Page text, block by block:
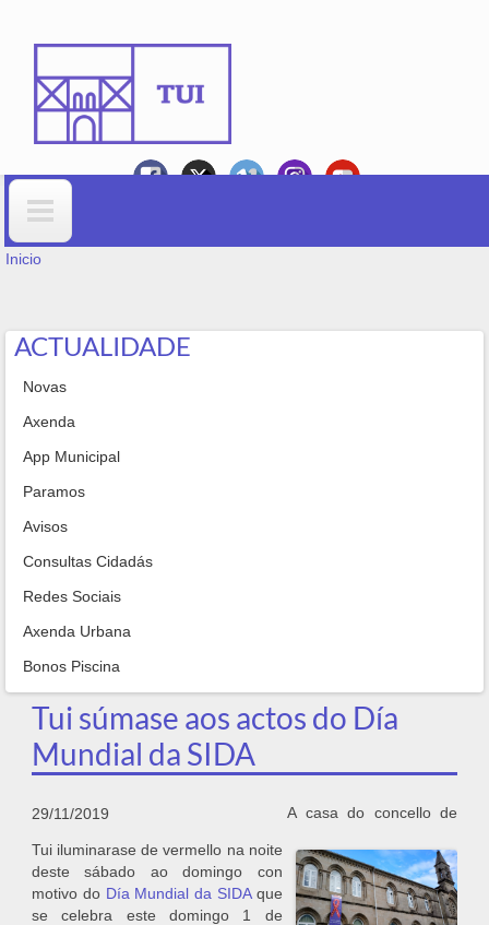
Formulario de busca
VOSTEDE ESTÁ AQUÍ
Inicio
ACTUALIDADE
Novas
Axenda
App Municipal
Paramos
Avisos
Consultas Cidadás
Redes Sociais
Axenda Urbana
Bonos Piscina
Tui súmase aos actos do Día
Mundial da SIDA
29/11/2019 A casa do concello de
Tui iluminarase de vermello na noite
deste sábado ao domingo con
motivo do Día Mundial da SIDAque
se celebra este domingo 1 de